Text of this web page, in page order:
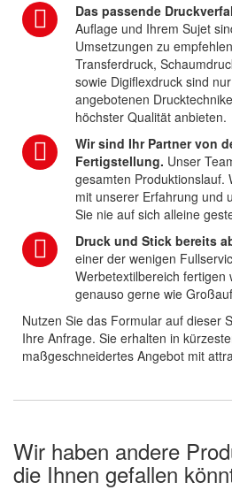
Das passende
Auflage und Ihrem Sujet
Umsetzungen zu
Transferdruck,
sowie Digiflexdruck sind
angebotenen
höchster Qualität anbieten.
Wir sind Ihr Partner von
Fertigstellung. Unser
gesamten Produktionslauf.
mit unserer Erfahrung und
Sie nie auf sich alleine
Druck und Stick bereits
einer der wenigen
Werbetextilbereich fertigen
genauso gerne wie
Nutzen Sie das Formular auf dieser
Ihre Anfrage. Sie erhalten in
maßgeschneidertes Angebot mit
Wir haben andere
die Ihnen gefallen